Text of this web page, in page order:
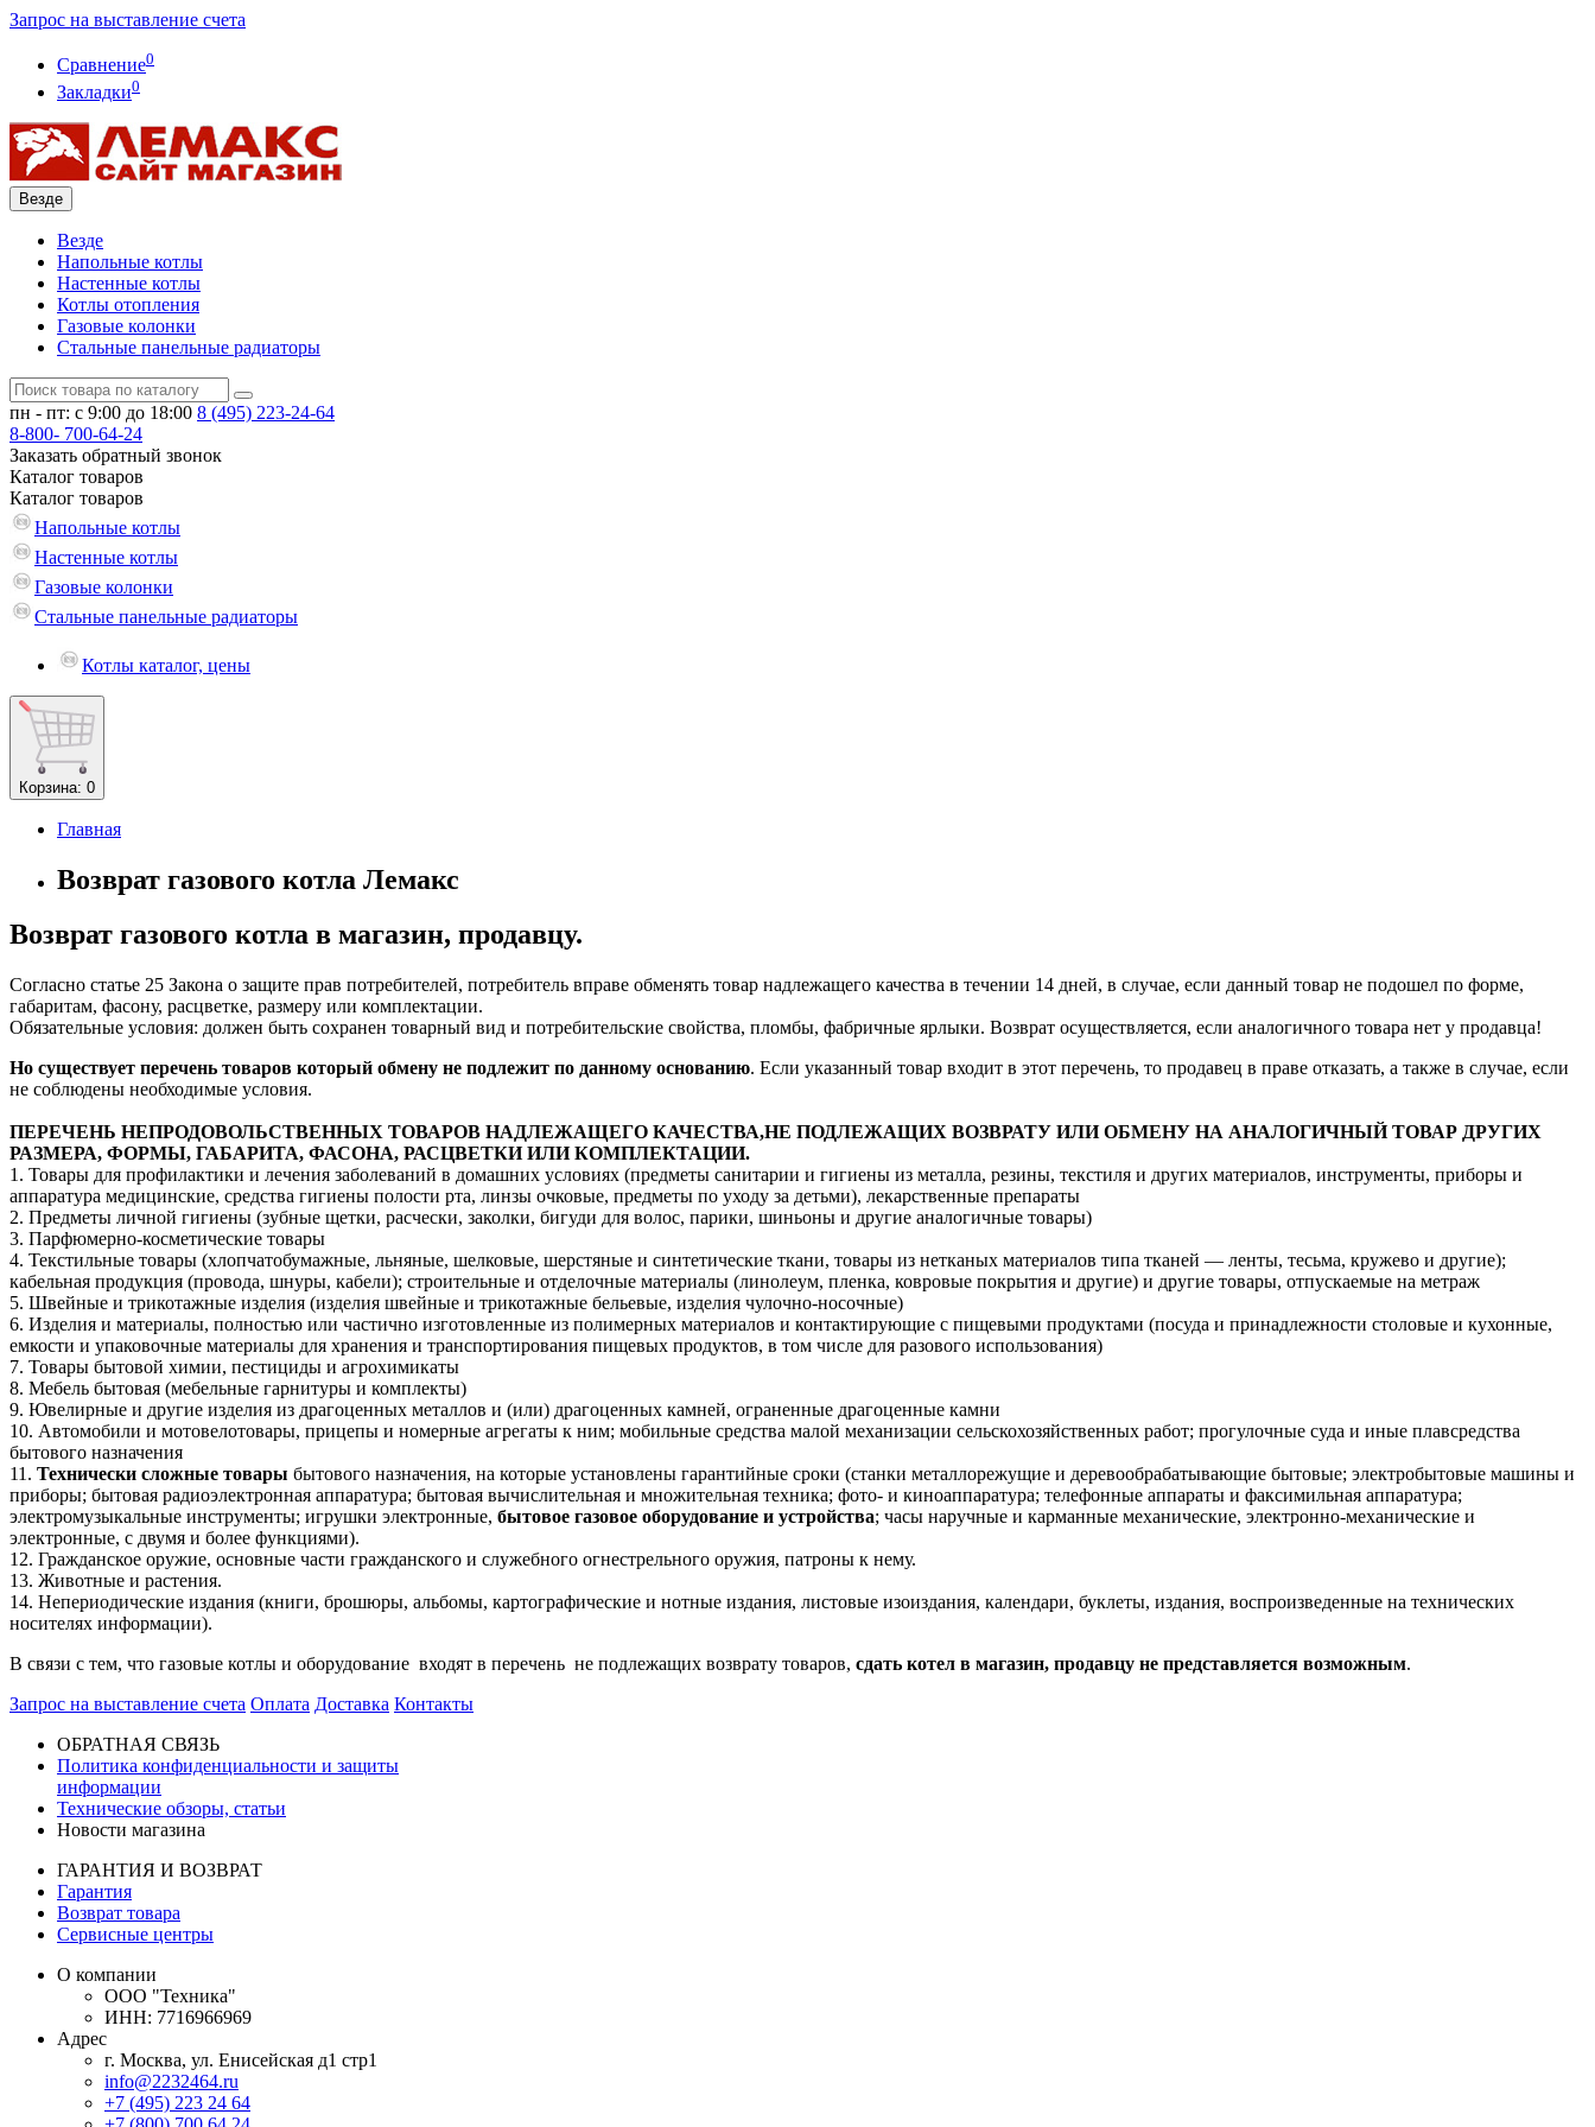
Запрос на выставление счета
Сравнение0
Закладки0
Везде
Везде
Напольные котлы
Настенные котлы
Котлы отопления
Газовые колонки
Стальные панельные радиаторы
пн - пт: с 9:00 до 18:00 8 (495) 223-24-64
8-800- 700-64-24
Заказать обратный звонок
Каталог товаров
Каталог товаров
Напольные котлы
Настенные котлы
Газовые колонки
Стальные панельные радиаторы
Котлы каталог, цены
Корзина: 0
Главная
Возврат газового котла Лемакс
Возврат газового котла в магазин, продавцу.
Согласно статье 25 Закона о защите прав потребителей, потребитель вправе обменять товар надлежащего качества в течении 14 дней, в случае, если данный товар не подошел по форме,
габаритам, фасону, расцветке, размеру или комплектации.
Обязательные условия: должен быть сохранен товарный вид и потребительские свойства, пломбы, фабричные ярлыки. Возврат осуществляется, если аналогичного товара нет у продавца!
Но существует перечень товаров который обмену не подлежит по данному основанию. Если указанный товар входит в этот перечень, то продавец в праве отказать, а также в случае, если
не соблюдены необходимые условия.
ПЕРЕЧЕНЬ НЕПРОДОВОЛЬСТВЕННЫХ ТОВАРОВ НАДЛЕЖАЩЕГО КАЧЕСТВА,НЕ ПОДЛЕЖАЩИХ ВОЗВРАТУ ИЛИ ОБМЕНУ НА АНАЛОГИЧНЫЙ ТОВАР ДРУГИХ
РАЗМЕРА, ФОРМЫ, ГАБАРИТА, ФАСОНА, РАСЦВЕТКИ ИЛИ КОМПЛЕКТАЦИИ.
1. Товары для профилактики и лечения заболеваний в домашних условиях (предметы санитарии и гигиены из металла, резины, текстиля и других материалов, инструменты, приборы и
аппаратура медицинские, средства гигиены полости рта, линзы очковые, предметы по уходу за детьми), лекарственные препараты
2. Предметы личной гигиены (зубные щетки, расчески, заколки, бигуди для волос, парики, шиньоны и другие аналогичные товары)
3. Парфюмерно-косметические товары
4. Текстильные товары (хлопчатобумажные, льняные, шелковые, шерстяные и синтетические ткани, товары из нетканых материалов типа тканей — ленты, тесьма, кружево и другие);
кабельная продукция (провода, шнуры, кабели); строительные и отделочные материалы (линолеум, пленка, ковровые покрытия и другие) и другие товары, отпускаемые на метраж
5. Швейные и трикотажные изделия (изделия швейные и трикотажные бельевые, изделия чулочно-носочные)
6. Изделия и материалы, полностью или частично изготовленные из полимерных материалов и контактирующие с пищевыми продуктами (посуда и принадлежности столовые и кухонные,
емкости и упаковочные материалы для хранения и транспортирования пищевых продуктов, в том числе для разового использования)
7. Товары бытовой химии, пестициды и агрохимикаты
8. Мебель бытовая (мебельные гарнитуры и комплекты)
9. Ювелирные и другие изделия из драгоценных металлов и (или) драгоценных камней, ограненные драгоценные камни
10. Автомобили и мотовелотовары, прицепы и номерные агрегаты к ним; мобильные средства малой механизации сельскохозяйственных работ; прогулочные суда и иные плавсредства
бытового назначения
11. Технически сложные товары бытового назначения, на которые установлены гарантийные сроки (станки металлорежущие и деревообрабатывающие бытовые; электробытовые машины и
приборы; бытовая радиоэлектронная аппаратура; бытовая вычислительная и множительная техника; фото- и киноаппаратура; телефонные аппараты и факсимильная аппаратура;
электромузыкальные инструменты; игрушки электронные, бытовое газовое оборудование и устройства; часы наручные и карманные механические, электронно-механические и
электронные, с двумя и более функциями).
12. Гражданское оружие, основные части гражданского и служебного огнестрельного оружия, патроны к нему.
13. Животные и растения.
14. Непериодические издания (книги, брошюры, альбомы, картографические и нотные издания, листовые изоиздания, календари, буклеты, издания, воспроизведенные на технических
носителях информации).
В связи с тем, что газовые котлы и оборудование входят в перечень не подлежащих возврату товаров, сдать котел в магазин, продавцу не представляется возможным.
Запрос на выставление счета Оплата Доставка Контакты
ОБРАТНАЯ СВЯЗЬ
Политика конфиденциальности и защиты
информации
Технические обзоры, статьи
Новости магазина
ГАРАНТИЯ И ВОЗВРАТ
Гарантия
Возврат товара
Сервисные центры
О компании
ООО "Техника"
ИНН: 7716966969
Адрес
г. Москва, ул. Енисейская д1 стр1
info@2232464.ru
+7 (495) 223 24 64